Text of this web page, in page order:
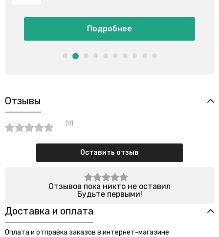
Подробнее
Отзывы
(0)
Оставить отзыв
Отзывов пока никто не оставил
Будьте первыми!
Доставка и оплата
Оплата и отправка заказов в интернет-магазине